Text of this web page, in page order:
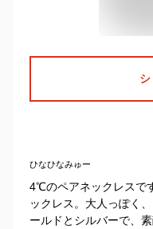
ひなひなみゅー
4℃のペアネックレスで
ックレス。大人っぽく
ールドとシルバーで、